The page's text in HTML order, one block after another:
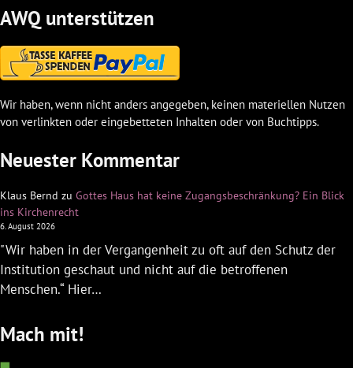
AWQ unterstützen
Wir haben, wenn nicht anders angegeben, keinen materiellen Nutzen
von verlinkten oder eingebetteten Inhalten oder von Buchtipps.
Neuester Kommentar
Klaus Bernd zu Gottes Haus hat keine Zugangsbeschränkung? Ein Blick
ins Kirchenrecht
6. August 2026
"Wir haben in der Vergangenheit zu oft auf den Schutz der
Institution geschaut und nicht auf die betroffenen
Menschen.“ Hier…
Mach mit!